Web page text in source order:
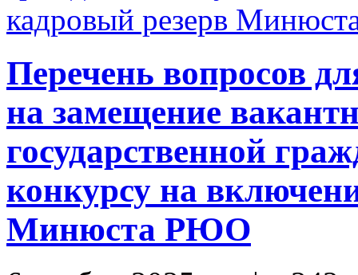
Перечень вопросов
на замещение
государственной
конкурсу на
Минюста РЮО